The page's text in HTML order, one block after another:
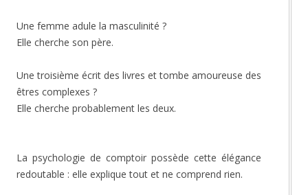
Une femme adule la masculinité ?
Elle cherche son père.
Une troisième écrit des livres et tombe amoureuse des
êtres complexes ?
Elle cherche probablement les deux.
La psychologie de comptoir possède cette élégance
redoutable : elle explique tout et ne comprend rien.